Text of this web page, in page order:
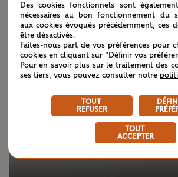
Des cookies fonctionnels sont
nécessaires au bon fonctionnement du
aux cookies évoqués précédemment, ces
être désactivés.
Faites-nous part de vos préférences pour
cookies en cliquant sur "Définir vos
Pour en savoir plus sur le traitement des
ses tiers, vous pouvez consulter notre
TOUT
REFUSER
TOUT
ACCEPTER